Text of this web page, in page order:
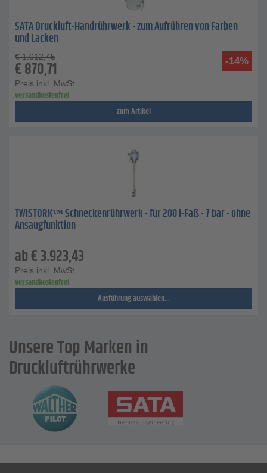
SATA Druckluft-Handrührwerk - zum Aufrühren von Farben
und Lacken
-14%
€ 1.012,45
€870,71
Preis inkl. MwSt.
versandkostenfrei
zum Artikel
TWISTORK™ Schneckenrührwerk - für 200 l-Faß - 7 bar - ohne
Ansaugfunktion
ab€3.923,43
Preis inkl. MwSt.
versandkostenfrei
Ausführung auswählen...
Unsere Top Marken in
Druckluftrührwerke